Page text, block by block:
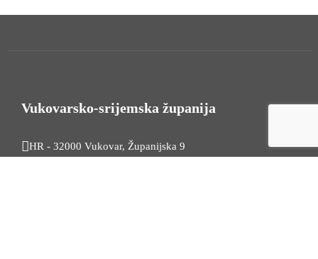
Vukovarsko-srijemska županija
HR - 32000 Vukovar, Županijska 9